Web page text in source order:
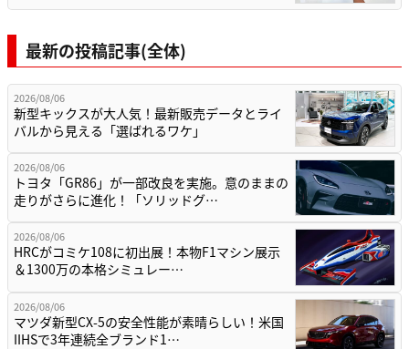
最新の投稿記事(全体)
2026/08/06
新型キックスが大人気！最新販売データとライ
バルから見える「選ばれるワケ」
2026/08/06
トヨタ「GR86」が一部改良を実施。意のままの
走りがさらに進化！「ソリッドグ…
2026/08/06
HRCがコミケ108に初出展！本物F1マシン展示
＆1300万の本格シミュレー…
2026/08/06
マツダ新型CX-5の安全性能が素晴らしい！米国
IIHSで3年連続全ブランド1…